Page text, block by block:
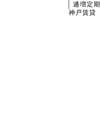
逓増定期
神戸賃貸